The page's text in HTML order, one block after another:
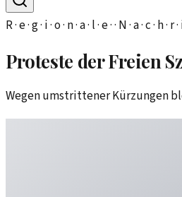
R · e · g · i · o · n · a · l · e · · N · a · c · h · r
Proteste der Freien
Wegen umstrittener Kürzungen